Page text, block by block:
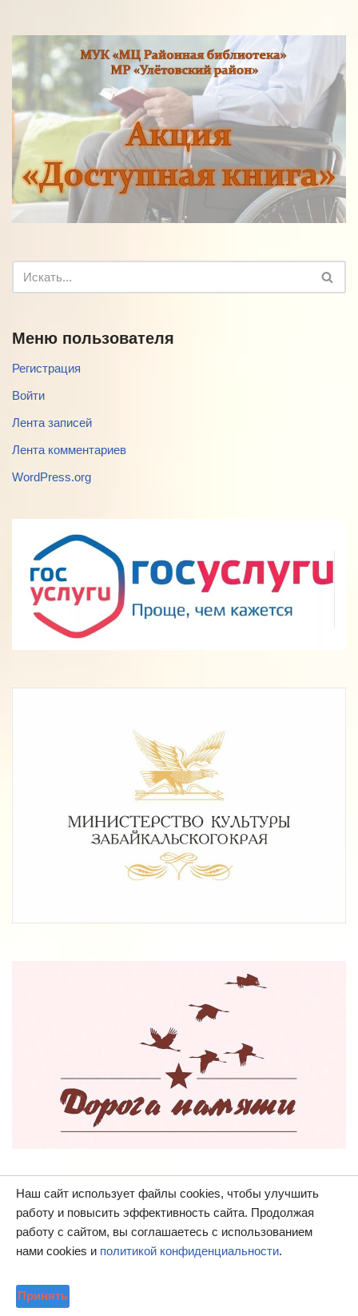
Меню пользователя
Регистрация
Войти
Лента записей
Лента комментариев
WordPress.org
Наш сайт использует файлы cookies, чтобы улучшить
работу и повысить эффективность сайта. Продолжая
работу с сайтом, вы соглашаетесь с использованием
нами cookies и политикой конфиденциальности.
Принять